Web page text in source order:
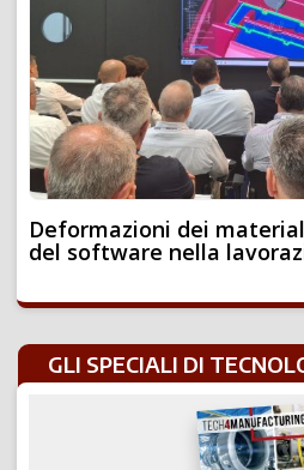
Deformazioni dei
del software nella
GLI SPECIALI DI